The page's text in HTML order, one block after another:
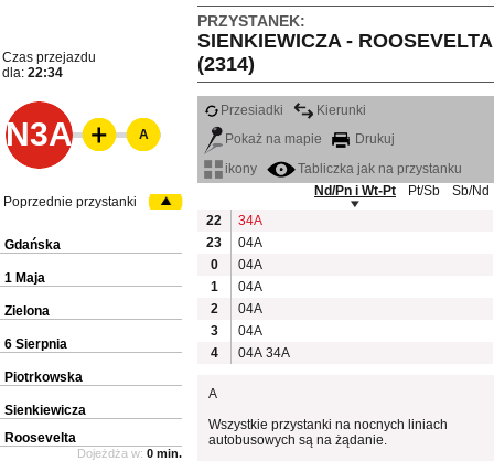
PRZYSTANEK:
SIENKIEWICZA - ROOSEVELTA
(2314)
Czas przejazdu
dla: 22:34
N3A
Przesiadki
Kierunki
Pokaż na mapie
Drukuj
ikony
Tabliczka jak na przystanku
Nd/Pn i Wt-Pt
Pt/Sb
Sb/Nd
22
34A
23
04A
0
04A
1
04A
2
04A
3
04A
4
04A 34A
A
Wszystkie przystanki na nocnych liniach
autobusowych są na żądanie.
A
Poprzednie przystanki
Gdańska
1 Maja
Zielona
6 Sierpnia
Piotrkowska
Sienkiewicza
Roosevelta
Dojeżdża w: 0 min.